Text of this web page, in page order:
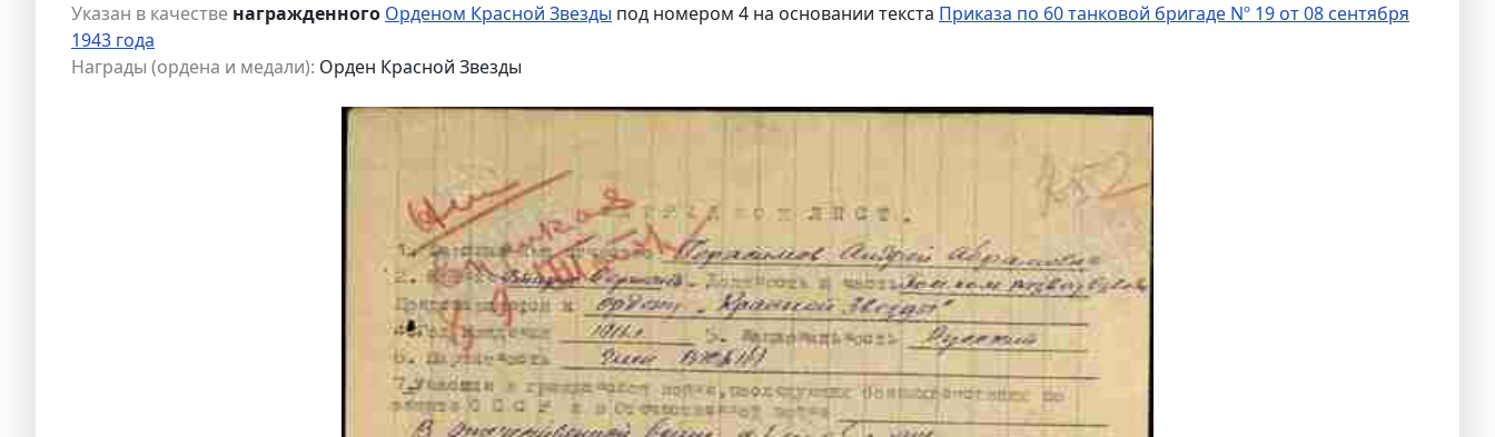
Указан в качестве награжденного Орденом Красной Звезды под номером 4 на основании текста Приказа по 60 танковой бригаде Nº 19 от 08 сентября
1943 года
Награды (ордена и медали): Орден Красной Звезды